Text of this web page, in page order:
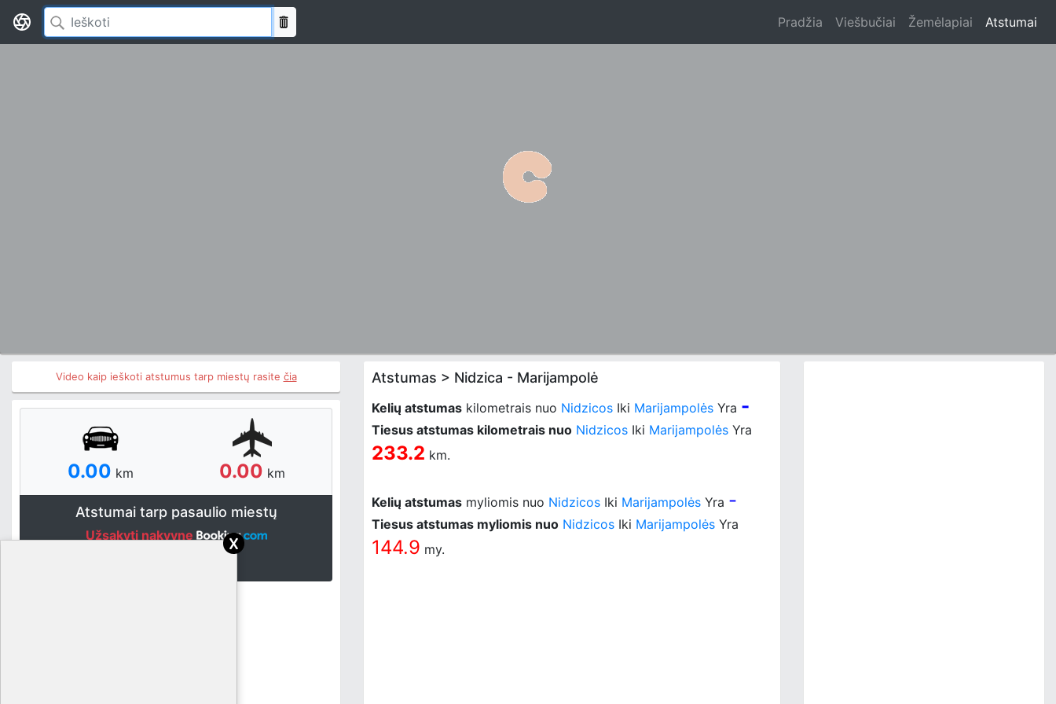
Pradžia Viešbučiai Žemėlapiai Atstumai
Video kaip ieškoti atstumus tarp miestų rasite čia
0.00 km 0.00 km
Atstumai tarp pasaulio miestų
Užsakyti nakvynę
Atstumas > Nidzica - Marijampolė
Kelių atstumas kilometrais nuo Nidzicos Iki Marijampolės Yra -
Tiesus atstumas kilometrais nuo Nidzicos Iki Marijampolės Yra
233.2 km.
Kelių atstumas myliomis nuo Nidzicos Iki Marijampolės Yra -
Tiesus atstumas myliomis nuo Nidzicos Iki Marijampolės Yra
144.9 my.
x